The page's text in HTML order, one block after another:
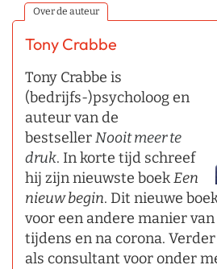
Over de auteur
Tony Crabbe
Tony Crabbe is
(bedrijfs-)psycholoog en
auteur van de
bestsellerNooit meer te
druk. In korte tijd schreef
hij zijn nieuwste boekEen
nieuw begin. Dit nieuwe
voor een andere manier
tijdens en na corona.
als consultant voor onder